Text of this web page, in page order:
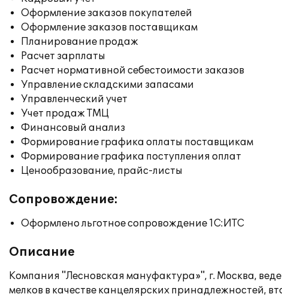
Оформление заказов покупателей
Оформление заказов поставщикам
Планирование продаж
Расчет зарплаты
Расчет нормативной себестоимости заказов
Управление складскими запасами
Управленческий учет
Учет продаж ТМЦ
Финансовый анализ
Формирование графика оплаты поставщикам
Формирование графика поступления оплат
Ценообразование, прайс-листы
Сопровождение:
Оформлено льготное сопровождение 1С:ИТС
Описание
Компания "Лесновская мануфактура»", г. Москва,
мелков в качестве канцелярских принадлежностей,